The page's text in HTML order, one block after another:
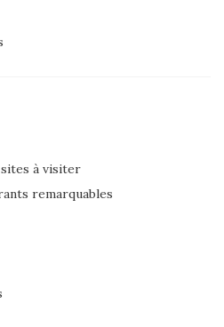
à visiter
remarquables